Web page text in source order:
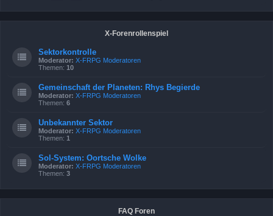
X-Forenrollenspiel
Sektorkontrolle
Moderator: X-FRPG Moderatoren
Themen: 10
Gemeinschaft der Planeten: Rhys Begierde
Moderator: X-FRPG Moderatoren
Themen: 6
Unbekannter Sektor
Moderator: X-FRPG Moderatoren
Themen: 1
Sol-System: Oortsche Wolke
Moderator: X-FRPG Moderatoren
Themen: 3
FAQ Foren